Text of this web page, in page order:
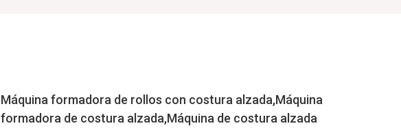
Máquina formadora de rollos con costura alzada,Máquina
formadora de costura alzada,Máquina de costura alzada